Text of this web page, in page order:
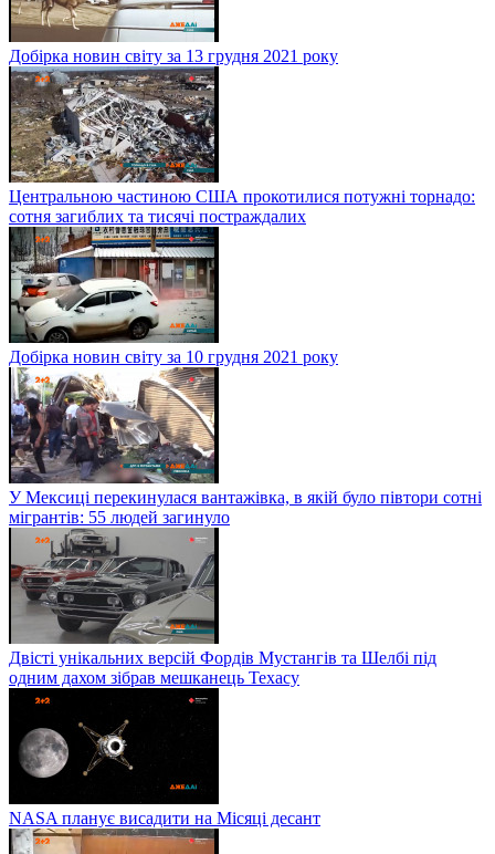
Добірка новин світу за 13 грудня 2021 року
Центральною частиною США прокотилися потужні торнадо:
сотня загиблих та тисячі постраждалих
Добірка новин світу за 10 грудня 2021 року
У Мексиці перекинулася вантажівка, в якій було півтори сотні
мігрантів: 55 людей загинуло
Двісті унікальних версій Фордів Мустангів та Шелбі під
одним дахом зібрав мешканець Техасу
NASA планує висадити на Місяці десант